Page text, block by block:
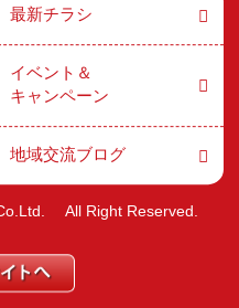
最新チラシ
イベント＆
キャンペーン
地域交流ブログ
All Right Reserved.